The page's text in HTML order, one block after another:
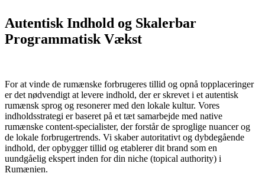
Autentisk Indhold og Skalerbar
Programmatisk Vækst
For at vinde de rumænske forbrugeres tillid og opnå topplaceringer
er det nødvendigt at levere indhold, der er skrevet i et autentisk
rumænsk sprog og resonerer med den lokale kultur. Vores
indholdsstrategi er baseret på et tæt samarbejde med native
rumænske content-specialister, der forstår de sproglige nuancer og
de lokale forbrugertrends. Vi skaber autoritativt og dybdegående
indhold, der opbygger tillid og etablerer dit brand som en
uundgåelig ekspert inden for din niche (topical authority) i
Rumænien.